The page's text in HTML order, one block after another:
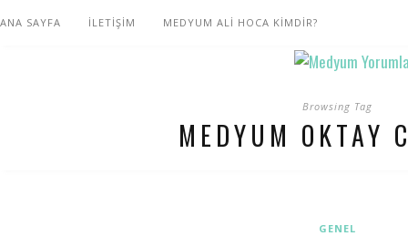
ANA SAYFA İLETİŞİM MEDYUM ALİ HOCA KİMDİR?
Browsing Tag
MEDYUM OKTAY
GENEL